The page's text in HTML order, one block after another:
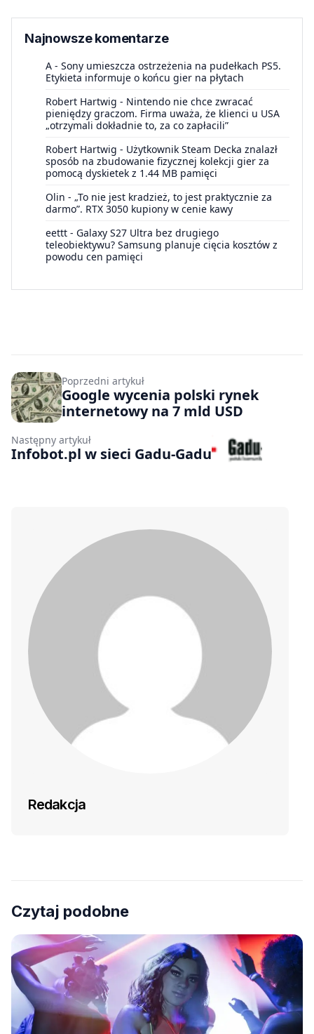
Najnowsze komentarze
A - Sony umieszcza ostrzeżenia na pudełkach PS5.
Etykieta informuje o końcu gier na płytach
Robert Hartwig - Nintendo nie chce zwracać
pieniędzy graczom. Firma uważa, że klienci u USA
„otrzymali dokładnie to, za co zapłacili”
Robert Hartwig - Użytkownik Steam Decka znalazł
sposób na zbudowanie fizycznej kolekcji gier za
pomocą dyskietek z 1.44 MB pamięci
Olin - „To nie jest kradzież, to jest praktycznie za
darmo”. RTX 3050 kupiony w cenie kawy
eettt - Galaxy S27 Ultra bez drugiego
teleobiektywu? Samsung planuje cięcia kosztów z
powodu cen pamięci
Poprzedni artykuł
Google wycenia polski rynek
internetowy na 7 mld USD
Następny artykuł
Infobot.pl w sieci Gadu-Gadu
Redakcja
Czytaj podobne